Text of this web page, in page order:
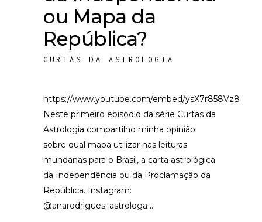
ou Mapa da
República?
CURTAS DA ASTROLOGIA
https://www.youtube.com/embed/ysX7r858Vz8
Neste primeiro episódio da série Curtas da
Astrologia compartilho minha opinião
sobre qual mapa utilizar nas leituras
mundanas para o Brasil, a carta astrológica
da Independência ou da Proclamação da
República. Instagram:
@anarodrigues_astrologa